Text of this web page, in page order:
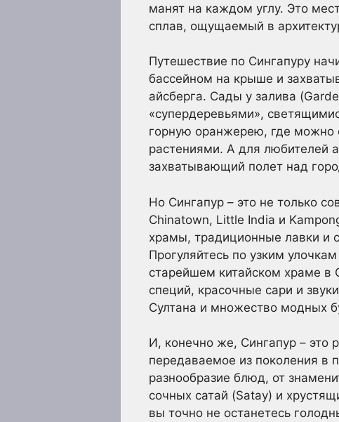
манят на каждом углу. Это
сплав, ощущаемый в
Путешествие по Сингапуру
бассейном на крыше и
айсберга. Сады у залива
«супердеревьями»,
горную оранжерею, где можно
растениями. А для любителей
захватывающий полет над
Но Сингапур – это не только
Chinatown, Little India и
храмы, традиционные лавки и
Прогуляйтесь по узким
старейшем китайском храме в
специй, красочные сари и
Султана и множество модных
И, конечно же, Сингапур – это
передаваемое из поколения в
разнообразие блюд, от
сочных сатай (Satay) и
вы точно не останетесь